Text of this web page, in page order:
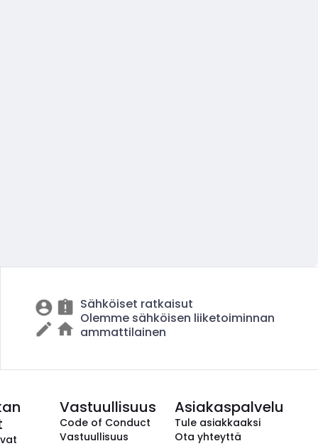
Sähköiset ratkaisut
Olemme sähköisen liiketoiminnan
ammattilainen
Vastuullisuus
Code of Conduct
Vastuullisuus
Asiakaspalvelu
Tule asiakkaaksi
Ota yhteyttä